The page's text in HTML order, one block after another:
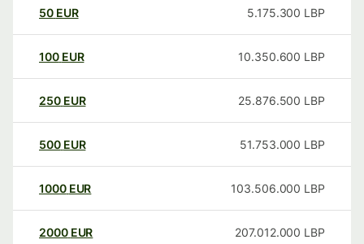
50 EUR 5.175.300 LBP
100 EUR 10.350.600 LBP
250 EUR 25.876.500 LBP
500 EUR 51.753.000 LBP
1000 EUR 103.506.000 LBP
2000 EUR 207.012.000 LBP